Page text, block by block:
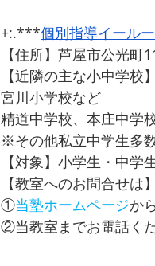
+:.***個別指導イール
【住所】芦屋市公光町
【近隣の主な小中学校
宮川小学校など
精道中学校、本庄中学
※その他私立中学生多
【対象】小学生・中学
【教室へのお問合せは】
①当塾ホームページか
②当教室までお電話く